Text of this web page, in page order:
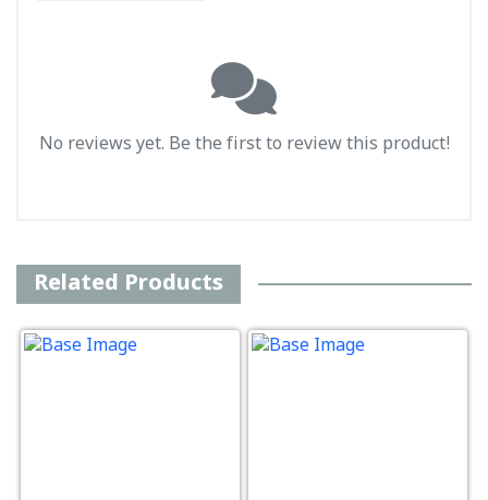
No reviews yet. Be the first to review this product!
Related Products